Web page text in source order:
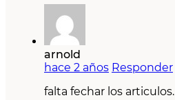
arnold
hace 2 años Responder
falta fechar los articulos.